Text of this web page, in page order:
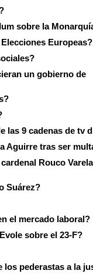
sobre la
Europeas?
un gobierno de
las 9 cadenas de tv
Aguirre tras ser
Rouco
Suárez?
el mercado laboral?
sobre el 23-F?
los pederastas a la